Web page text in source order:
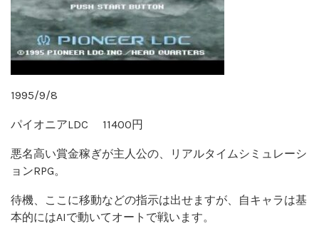
1995/9/8
パイオニアLDC 11400円
悪名高い賞金稼ぎが主人公の、リアルタイムシミュレーシ
ョンRPG。
待機、ここに移動などの指示は出せますが、自キャラは基
本的にはAIで動いてオートで戦います。